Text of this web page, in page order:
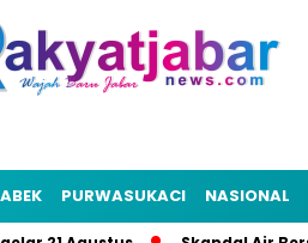
PURWASUKACI NASIONAL